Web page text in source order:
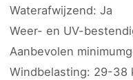
Waterafwijzend: Ja
Weer- en UV-
Aanbevolen
Windbelasting: 29-38